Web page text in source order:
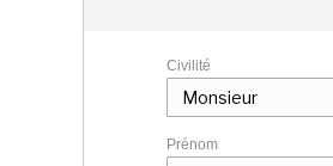
Civilité
Prénom